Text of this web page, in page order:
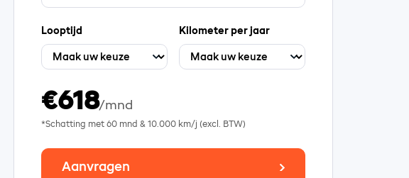
Looptijd Kilometer per jaar
€618/mnd
*Schatting met 60 mnd &10.000 km/j (excl. BTW)
Aanvragen